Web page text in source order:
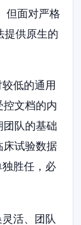
但面对严格
提供原生的
低的通用
控文档的内
队的基础
床试验数据
胜任，必
活、团队